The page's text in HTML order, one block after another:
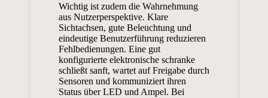
Wichtig ist zudem die Wahrnehmung
aus Nutzerperspektive. Klare
Sichtachsen, gute Beleuchtung und
eindeutige Benutzerführung reduzieren
Fehlbedienungen. Eine gut
konfigurierte elektronische schranke
schließt sanft, wartet auf Freigabe durch
Sensoren und kommuniziert ihren
Status über LED und Ampel. Bei